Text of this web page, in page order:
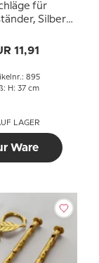
für
Silber-
2-3
11,91
895
H: 37 cm
LAGER
Ware